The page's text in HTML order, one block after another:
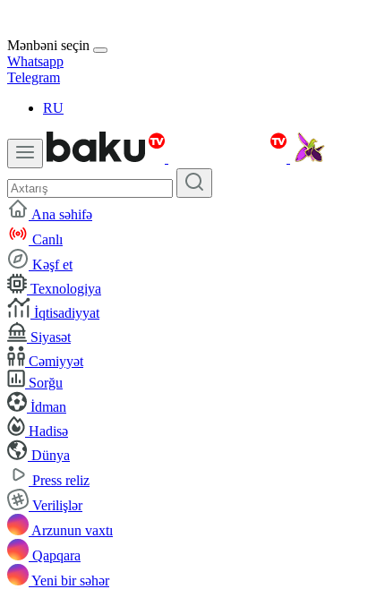
Mənbəni seçin
Whatsapp
Telegram
RU
Ana səhifə
Canlı
Kəşf et
Texnologiya
İqtisadiyyat
Siyasət
Cəmiyyət
Sorğu
İdman
Hadisə
Dünya
Press reliz
Verilişlər
Arzunun vaxtı
Qapqara
Yeni bir səhər